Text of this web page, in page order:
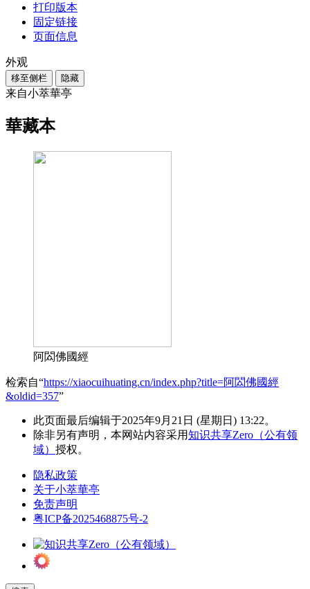
打印版本
固定链接
页面信息
外观
移至侧栏 隐藏
来自小萃華亭
華藏本
阿閦佛國經
检索自“https://xiaocuihuating.cn/index.php?title=阿閦佛國經
&oldid=357”
此页面最后编辑于2025年9月21日 (星期日) 13:22。
除非另有声明，本网站内容采用知识共享Zero（公有领
域） 授权。
隐私政策
关于小萃華亭
免责声明
粤ICP备2025468875号-2